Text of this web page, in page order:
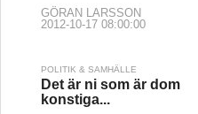
GÖRAN LARSSON
2012-10-17 08:00:00
POLITIK & SAMHÄLLE
Det är ni som är dom
konstiga...